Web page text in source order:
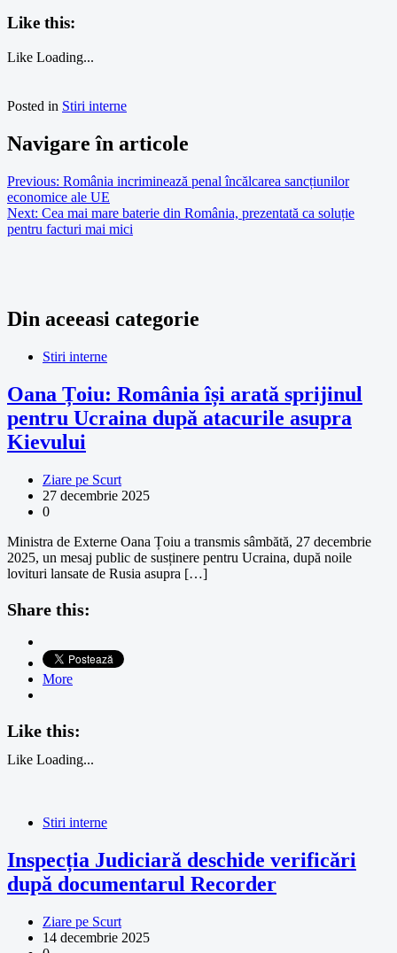
Like this:
Like Loading...
Posted in Stiri interne
Navigare în articole
Previous: România incriminează penal încălcarea sancțiunilor
economice ale UE
Next: Cea mai mare baterie din România, prezentată ca soluție
pentru facturi mai mici
Din aceeasi categorie
Stiri interne
Oana Țoiu: România își arată sprijinul
pentru Ucraina după atacurile asupra
Kievului
Ziare pe Scurt
27 decembrie 2025
0
Ministra de Externe Oana Țoiu a transmis sâmbătă, 27 decembrie
2025, un mesaj public de susținere pentru Ucraina, după noile
lovituri lansate de Rusia asupra […]
Share this:
More
Like this:
Like Loading...
Stiri interne
Inspecția Judiciară deschide verificări
după documentarul Recorder
Ziare pe Scurt
14 decembrie 2025